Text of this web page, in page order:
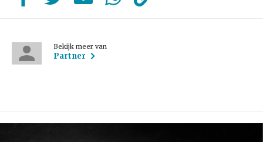
Bekijk meer van
Partner